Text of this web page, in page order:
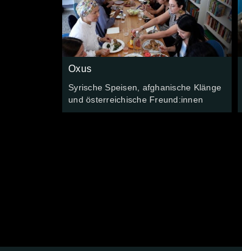
Oxus
Syrische Speisen, afghanische Klänge
und österreichische Freund:innen